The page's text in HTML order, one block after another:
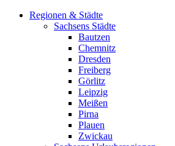
Regionen & Städte
Sachsens Städte
Bautzen
Chemnitz
Dresden
Freiberg
Görlitz
Leipzig
Meißen
Pirna
Plauen
Zwickau